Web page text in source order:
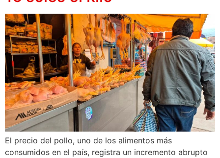
El precio del pollo, uno de los alimentos más
consumidos en el país, registra un incremento abrupto